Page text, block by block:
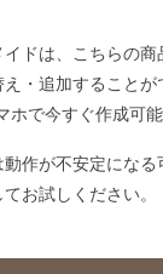
ドは、こちらの商
・追加することが
ホで今すぐ作成可能
作が不安定になる
お試しください。